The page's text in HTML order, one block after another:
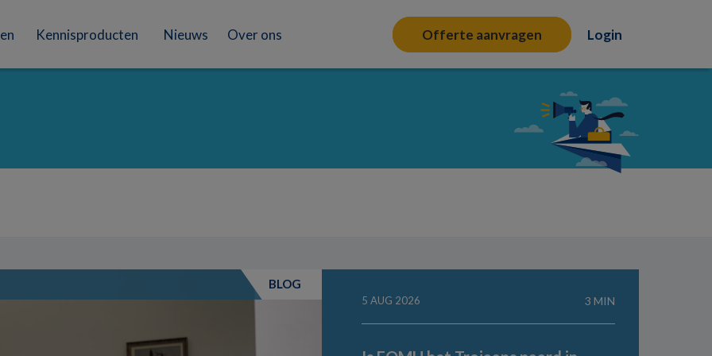
Kennisproducten Nieuws Over ons Offerte aanvragen Login
BLOG
5 AUG 2026 3 MIN